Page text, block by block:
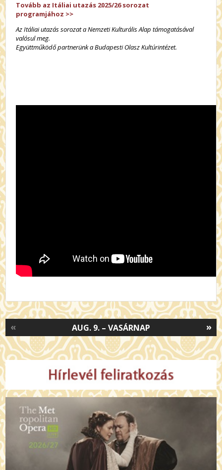
Tovább az Itáliai utazás 2025/26 sorozat
programjához >>
Az Itáliai utazás sorozat a Nemzeti Kulturális Alap támogatásával
valósul meg.
Együttműködő partnerünk a Budapesti Olasz Kultúrintézet.
»
AUG. 9. – VASÁRNAP
«